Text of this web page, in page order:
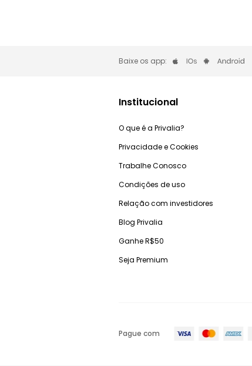
Baixe os app:
Institucional
O que é a Privalia?
Privacidade e Cookies
Trabalhe Conosco
Condições de uso
Relação com investidores
Blog Privalia
Ganhe R$50
Seja Premium
Pague com